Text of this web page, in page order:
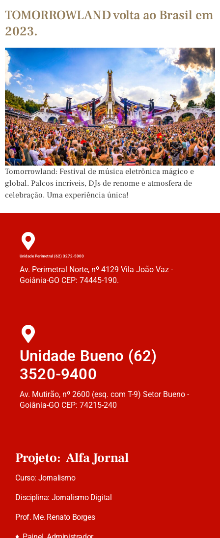
TOMORROWLAND volta ao Brasil em
2023.
Tomorrowland: Festival de música eletrônica mágico e
global. Palcos incríveis, DJs de renome e atmosfera de
celebração. Uma experiência única!
Unidade Perimetral (62) 3272-5000
Av. Perimetral Norte, nº 4129 Vila João Vaz -
Goiânia-GO CEP: 74445-190.
Unidade Bueno (62)
3520-9400
Av. Mutirão, nº 2600 (esq. com T-9) Setor Bueno -
Goiânia-GO CEP: 74215-240
Projeto: Alfa Jornal
Curso: Jornalismo
Disciplina: Jornalismo Digital
Prof. Me. Renato Borges